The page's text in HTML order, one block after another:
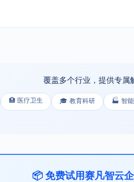
覆盖多个行业，提供专属
🏥 医疗卫生 🎓 教育科研 🏭 智
📦 免费试用赛凡智云